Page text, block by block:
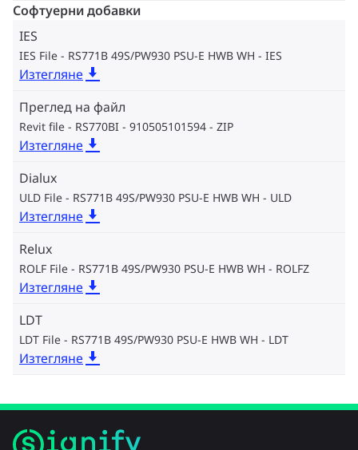
Софтуерни добавки
IES
IES File - RS771B 49S/PW930 PSU-E HWB WH IES
Изтегляне
Преглед на файл
Revit file - RS770BI - 910505101594 ZIP
Изтегляне
Dialux
ULD File - RS771B 49S/PW930 PSU-E HWB WH ULD
Изтегляне
Relux
ROLF File - RS771B 49S/PW930 PSU-E HWB WH ROLFZ
Изтегляне
LDT
LDT File - RS771B 49S/PW930 PSU-E HWB WH LDT
Изтегляне